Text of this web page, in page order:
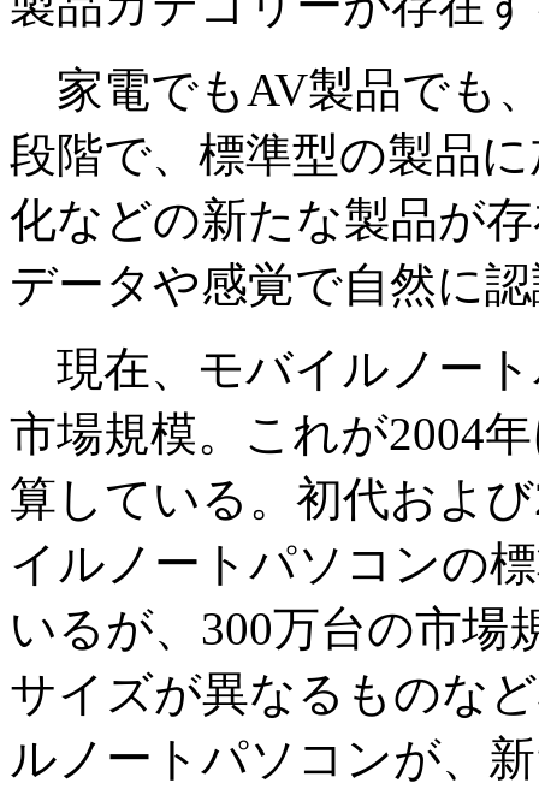
家電でもAV製品でも
段階で、標準型の製品
化などの新たな製品が
データや感覚で自然に
現在、モバイルノート
市場規模。これが2004
算している。初代およ
イルノートパソコンの
いるが、300万台の市場
サイズが異なるものな
ルノートパソコンが、